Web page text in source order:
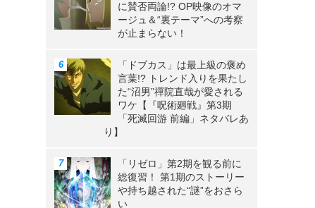
に賛否両論!? OP映像のオマ
ージュ＆“裏テーマ”への考察
が止まらない！
「ドブカス」は最上級の褒め
言葉!? トレンド入りを果たし
た“沼男”禪院直哉が愛される
ワケ【『呪術廻戦』第3期
「死滅回游 前編」ネタバレあ
り】
「リゼロ」第2期を観る前に
総復習！ 第1期のストーリー
や持ち越された“謎”をおさら
い